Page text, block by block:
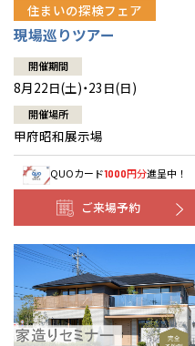
住まいの探検フェア
現場巡りツアー
開催期間
8月22日(土)・23日(日)
開催場所
甲府昭和展示場
QUOカード1000円分進呈中！
ご来場予約